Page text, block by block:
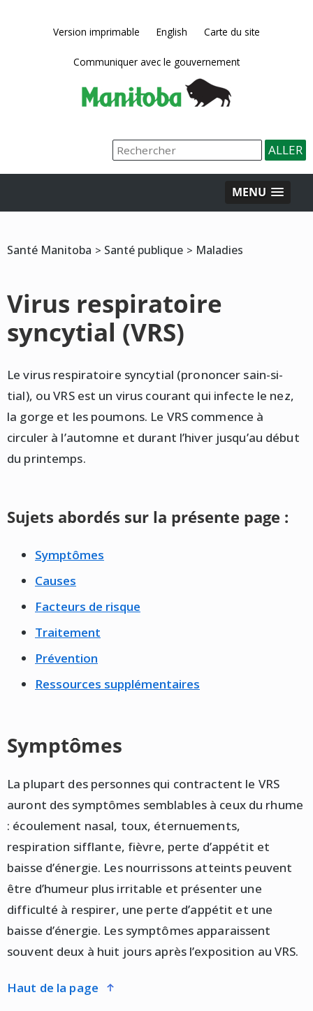
Version imprimable English Carte du site
Communiquer avec le gouvernement
MENU
Santé Manitoba > Santé publique > Maladies
Virus respiratoire
syncytial (VRS)
Le virus respiratoire syncytial (prononcer sain-si-
tial), ou VRS est un virus courant qui infecte le nez,
la gorge et les poumons. Le VRS commence à
circuler à l’automne et durant l’hiver jusqu’au début
du printemps.
Sujets abordés sur la présente page :
Symptômes
Causes
Facteurs de risque
Traitement
Prévention
Ressources supplémentaires
Symptômes
La plupart des personnes qui contractent le VRS
auront des symptômes semblables à ceux du rhume
: écoulement nasal, toux, éternuements,
respiration sifflante, fièvre, perte d’appétit et
baisse d’énergie. Les nourrissons atteints peuvent
être d’humeur plus irritable et présenter une
difficulté à respirer, une perte d’appétit et une
baisse d’énergie. Les symptômes apparaissent
souvent deux à huit jours après l’exposition au VRS.
haut de la page